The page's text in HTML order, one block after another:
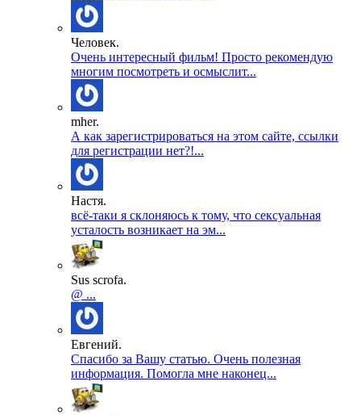
Человек.
Очень интересный фильм! Просто рекомендую
многим посмотреть и осмыслит...
mher.
А как зарегистрироваться на этом сайте, ссылки
для регистрации нет?!...
Настя.
всё-таки я склоняюсь к тому, что сексуальная
усталость возникает на эм...
Sus scrofa.
@ ...
Евгений.
Спасибо за Вашу статью. Очень полезная
информация. Помогла мне наконец...